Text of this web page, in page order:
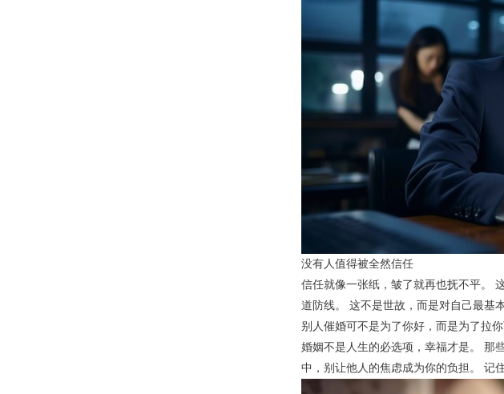
没有人值得被全然信任
信任就像一张纸，皱了就再也抚不平。
道防线。 这不是世故，而是对自己最基
别人催婚可不是为了你好，而是为了拉
婚姻不是人生的必选项，幸福才是。 那
中，别让他人的焦虑成为你的负担。 记